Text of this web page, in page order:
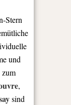
Stern
und
zum
,
sind